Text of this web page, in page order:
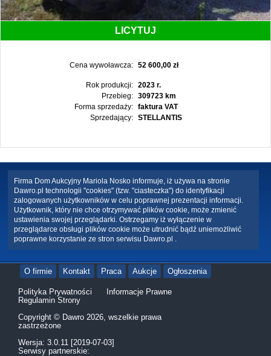
LICYTUJ
Cena wywoławcza: 52 600,00 zł
Rok produkcji:
2023 r.
Przebieg:
309723 km
Forma sprzedaży:
faktura VAT
Sprzedający:
STELLANTIS
Firma Dom Aukcyjny Mariola Nosko informuje, iż używa na stronie
Dawro.pl technologii "cookies" (tzw. "ciasteczka") do identyfikacji
zalogowanych użytkowników w celu poprawnej prezentacji informacji.
Użytkownik, który nie chce otrzymywać plików cookie, może zmienić
ustawienia swojej przeglądarki. Ostrzegamy iż wyłączenie w
przeglądarce obsługi plików cookie może utrudnić bądź uniemożliwić
poprawne korzystanie ze stron serwisu Dawro.pl .
O firmie Kontakt Praca Aukcje Ogłoszenia
Polityka Prywatności
Informacje Prawne
Regulamin Strony
Copyright © Dawro 2026, wszelkie prawa
zastrzeżone
Wersja: 3.0.11 [2019-07-03]
Serwisy partnerskie: